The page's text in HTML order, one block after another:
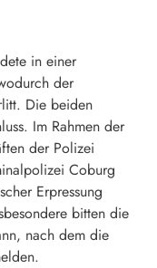
in einer
der
Die beiden
Im Rahmen der
der Polizei
Coburg
Erpressung
bitten die
nach dem die